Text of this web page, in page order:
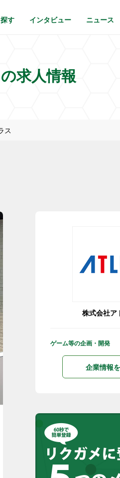
す インタビュー ニュース
求人情報
ス
株式会社ア
ゲーム等の企画・開発
企業情報